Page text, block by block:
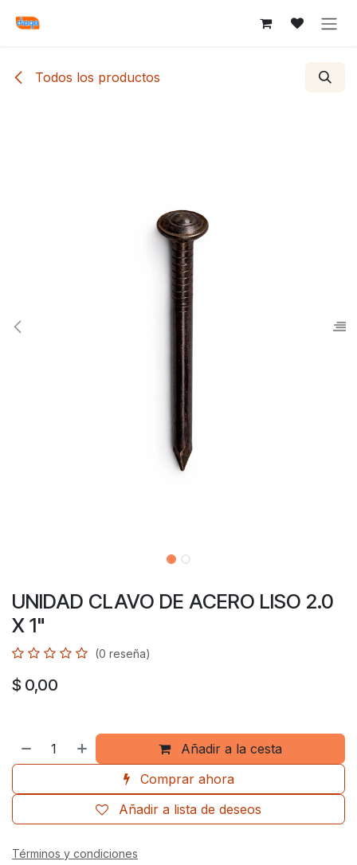
Todos los productos
UNIDAD CLAVO DE ACERO LISO 2.0
X 1"
(0 reseña)
$ 0,00
Añadir a la cesta
Comprar ahora
Añadir a lista de deseos
Términos y condiciones